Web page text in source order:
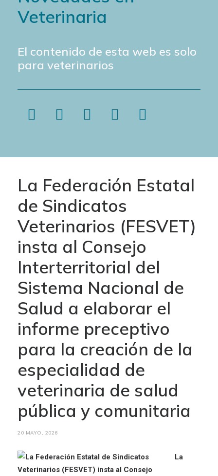
Veterinaria
El contenido de esta web es solo
para veterinarios
La Federación Estatal
de Sindicatos
Veterinarios (FESVET)
insta al Consejo
Interterritorial del
Sistema Nacional de
Salud a elaborar el
informe preceptivo
para la creación de la
especialidad de
veterinaria de salud
pública y comunitaria
20 MAYO, 2026
La